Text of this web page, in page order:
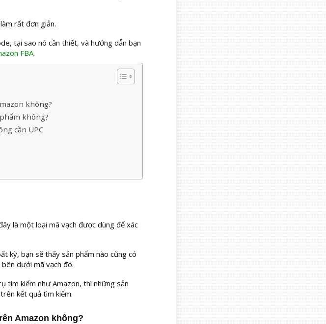
rất đơn giản.
tại sao nó cần thiết, và hướng dẫn bạn
FBA.
không?
không?
cần UPC
là một loại mã vạch được dùng để xác
kỳ, bạn sẽ thấy sản phẩm nào cũng có
dưới mã vạch đó.
tìm kiếm như Amazon, thì những sản
kết quả tìm kiếm.
Amazon không?